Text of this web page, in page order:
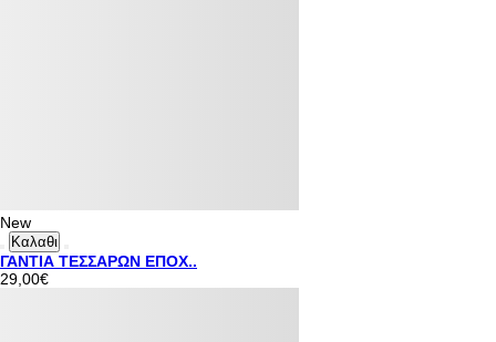
New
Καλαθι
ΓΑΝΤΙΑ ΤΕΣΣΑΡΩΝ ΕΠΟΧ..
29,00€